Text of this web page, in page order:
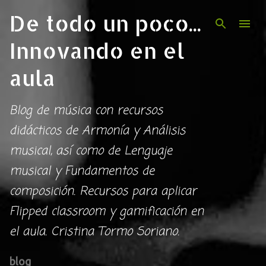
De todo un poco...
Innovando en el
aula
Blog de música con recursos
didácticos de Armonía y Análisis
musical, así como de Lenguaje
musical y Fundamentos de
composición. Recursos para aplicar
Flipped classroom y gamificación en
el aula. Cristina Tormo Soriano.
blog